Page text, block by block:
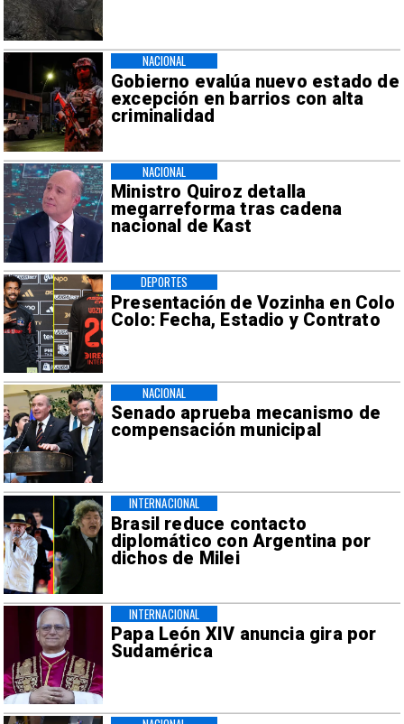
Gobierno evalúa nuevo estado de
excepción en barrios con alta
criminalidad
NACIONAL
Ministro Quiroz detalla
megarreforma tras cadena
nacional de Kast
NACIONAL
Presentación de Vozinha en Colo
Colo: Fecha, Estadio y Contrato
DEPORTES
Senado aprueba mecanismo de
compensación municipal
NACIONAL
Brasil reduce contacto
diplomático con Argentina por
dichos de Milei
INTERNACIONAL
Papa León XIV anuncia gira por
Sudamérica
INTERNACIONAL